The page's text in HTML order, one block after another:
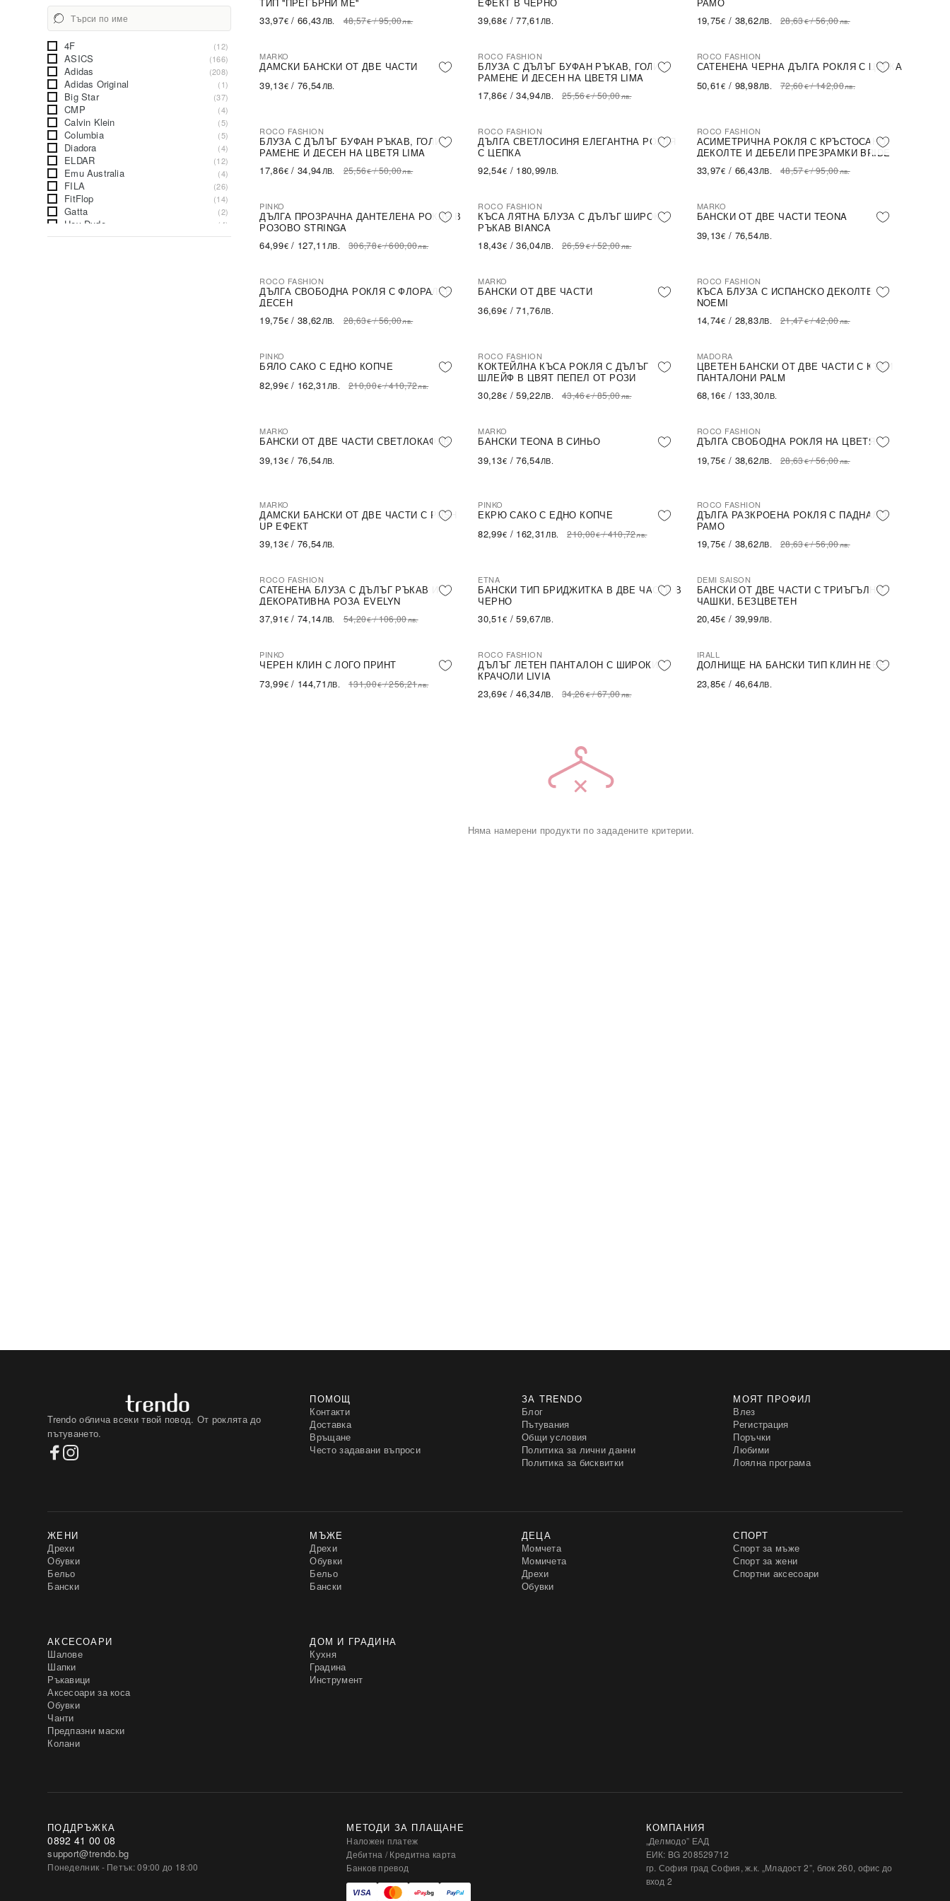
4F (12)
ASICS (166)
Adidas (208)
Adidas Original (1)
Big Star (37)
CMP (4)
Calvin Klein (5)
Columbia (5)
Diadora (4)
ELDAR (12)
Emu Australia (4)
FILA (26)
FitFlop (14)
Gatta (2)
Hey Dude (4)
Inov-8 (20)
33,97€ /66,43ЛВ. 48,57€/95,00лв.
39,68€ /77,61 ЛВ.
19,75€ / 38,62ЛВ. 28,63€/56,00лв.
MARKO
ДАМСКИ БАНСКИ ОТ ДВЕ ЧАСТИ
39,13€ /76,54ЛВ.
-30%
ROCO FASHION
БЛУЗА С ДЪЛЪГ БУФАН РЪКАВ, ГОЛИ
РАМЕНЕ И ДЕСЕН НА ЦВЕТЯ LIMA
17,86€ /34,94ЛВ. 25,56€/50,00лв.
-30%
ROCO FASHION
САТЕНЕНА ЧЕРНА ДЪЛГА РОКЛЯ С ЦЕПКА
50,61 € / 98,98ЛВ. 72,60€/142,00лв.
-30%
ROCO FASHION
БЛУЗА С ДЪЛЪГ БУФАН РЪКАВ, ГОЛИ
РАМЕНЕ И ДЕСЕН НА ЦВЕТЯ LIMA
17,86€ /34,94ЛВ. 25,56€/50,00лв.
ROCO FASHION
ДЪЛГА СВЕТЛОСИНЯ ЕЛЕГАНТНА РОКЛЯ
С ЦЕПКА
92,54€ / 180,99ЛВ.
-30%
ROCO FASHION
АСИМЕТРИЧНА РОКЛЯ С КРЪСТОСАНО
ДЕКОЛТЕ И ДЕБЕЛИ ПРЕЗРАМКИ BRIDE
33,97€ / 66,43ЛВ. 48,57€/95,00лв.
-79% SALE
PINKO
ДЪЛГА ПРОЗРАЧНА ДАНТЕЛЕНА РОКЛЯ В
РОЗОВО STRINGA
64,99€ / 127,11 ЛВ. 306,78€/600,00лв.
-31%
ROCO FASHION
КЪСА ЛЯТНА БЛУЗА С ДЪЛЪГ ШИРОК
РЪКАВ BIANCA
18,43€ /36,04ЛВ. 26,59€/52,00лв.
MARKO
БАНСКИ ОТ ДВЕ ЧАСТИ TEONA
39,13€ / 76,54ЛВ.
-31%
ROCO FASHION
ДЪЛГА СВОБОДНА РОКЛЯ С ФЛОРАЛЕН
ДЕСЕН
19,75€ /38,62ЛВ. 28,63€/56,00лв.
MARKO
БАНСКИ ОТ ДВЕ ЧАСТИ
36,69€ /71,76ЛВ.
-31%
ROCO FASHION
КЪСА БЛУЗА С ИСПАНСКО ДЕКОЛТЕ
NOEMI
14,74€ / 28,83ЛВ. 21,47€/42,00лв.
-60% SALE
PINKO
БЯЛО САКО С ЕДНО КОПЧЕ
82,99€ / 162,31 ЛВ. 210,00€/410,72лв.
-30%
ROCO FASHION
КОКТЕЙЛНА КЪСА РОКЛЯ С ДЪЛЪГ
ШЛЕЙФ В ЦВЯТ ПЕПЕЛ ОТ РОЗИ
30,28€ /59,22ЛВ. 43,46€/85,00лв.
MADORA
ЦВЕТЕН БАНСКИ ОТ ДВЕ ЧАСТИ С КЪСИ
ПАНТАЛОНИ PALM
68,16€ / 133,30ЛВ.
MARKO
БАНСКИ ОТ ДВЕ ЧАСТИ СВЕТЛОКАФЯВ
39,13€ /76,54ЛВ.
MARKO
БАНСКИ TEONA В СИНЬО
39,13€ /76,54ЛВ.
-31%
ROCO FASHION
ДЪЛГА СВОБОДНА РОКЛЯ НА ЦВЕТЯ
19,75€ / 38,62ЛВ. 28,63€/56,00лв.
MARKO
ДАМСКИ БАНСКИ ОТ ДВЕ ЧАСТИ С PUSH
UP ЕФЕКТ
39,13€ /76,54ЛВ.
-60% SALE
PINKO
ЕКРЮ САКО С ЕДНО КОПЧЕ
82,99€ / 162,31 ЛВ. 210,00€/410,72лв.
-31%
ROCO FASHION
ДЪЛГА РАЗКРОЕНА РОКЛЯ С ПАДНАЛО
РАМО
19,75€ / 38,62ЛВ. 28,63€/56,00лв.
-30%
ROCO FASHION
САТЕНЕНА БЛУЗА С ДЪЛЪГ РЪКАВ И
ДЕКОРАТИВНА РОЗА EVELYN
37,91€ /74,14ЛВ. 54,20€/106,00лв.
ETNA
БАНСКИ ТИП БРИДЖИТКА В ДВЕ ЧАСТИ В
ЧЕРНО
30,51€ /59,67ЛВ.
DEMI SAISON
БАНСКИ ОТ ДВЕ ЧАСТИ С ТРИЪГЪЛНИ
ЧАШКИ, БЕЗЦВЕТЕН
20,45€ / 39,99ЛВ.
-44% SALE
PINKO
ЧЕРЕН КЛИН С ЛОГО ПРИНТ
73,99€ / 144,71 ЛВ. 131,00€/256,21лв.
-31%
ROCO FASHION
ДЪЛЪГ ЛЕТЕН ПАНТАЛОН С ШИРОКИ
КРАЧОЛИ LIVIA
23,69€ /46,34ЛВ. 34,26€/67,00лв.
IRALL
ДОЛНИЩЕ НА БАНСКИ ТИП КЛИН HEBE
23,85€ / 46,64ЛВ.
Няма намерени продукти по зададените критерии.
Trendo облича всеки твой повод. От роклята до
пътуването.
ПОМОЩ
Контакти
Доставка
Връщане
Често задавани въпроси
ЗА TRENDO
Блог
Пътувания
Общи условия
Политика за лични данни
Политика за бисквитки
МОЯТ ПРОФИЛ
Влез
Регистрация
Поръчки
Любими
Лоялна програма
ЖЕНИ
Дрехи
Обувки
Бельо
Бански
МЪЖЕ
Дрехи
Обувки
Бельо
Бански
ДЕЦА
Момчета
Момичета
Дрехи
Обувки
СПОРТ
Спорт за мъже
Спорт за жени
Спортни аксесоари
АКСЕСОАРИ
Шалове
Шапки
Ръкавици
Аксесоари за коса
Обувки
Чанти
Предпазни маски
Колани
ДОМ И ГРАДИНА
Кухня
Градина
Инструмент
ПОДДРЪЖКА
0892 41 00 08
support@trendo.bg
Понеделник - Петък: 09:00 до 18:00
МЕТОДИ ЗА ПЛАЩАНЕ
Наложен платеж
Дебитна / Кредитна карта
Банков превод
КОМПАНИЯ
„Делмодо” ЕАД
ЕИК: BG 208529712
гр. София град София, ж.к. „Младост 2”, блок 260, офис до
вход 2